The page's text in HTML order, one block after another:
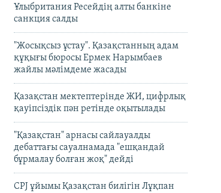
Ұлыбритания Ресейдің алты банкіне
санкция салды
"Жосықсыз ұстау". Қазақстанның адам
құқығы бюросы Ермек Нарымбаев
жайлы мәлімдеме жасады
Қазақстан мектептерінде ЖИ, цифрлық
қауіпсіздік пән ретінде оқытылады
"Қазақстан" арнасы сайлауалды
дебаттағы сауалнамада "ешқандай
бұрмалау болған жоқ" дейді
CPJ ұйымы Қазақстан билігін Лұқпан